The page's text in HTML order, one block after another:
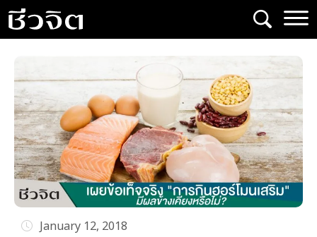
Skip
to
content
January 12, 2018